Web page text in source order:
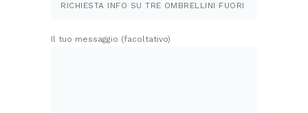
Il tuo messaggio (facoltativo)